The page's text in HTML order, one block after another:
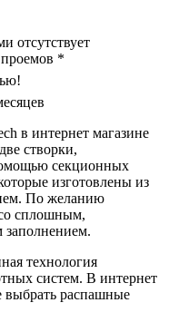
отсутствует
*
в интернет магазине
створки,
секционных
изготовлены из
По желанию
со сплошным,
технология
систем. В интернет
выбрать распашные